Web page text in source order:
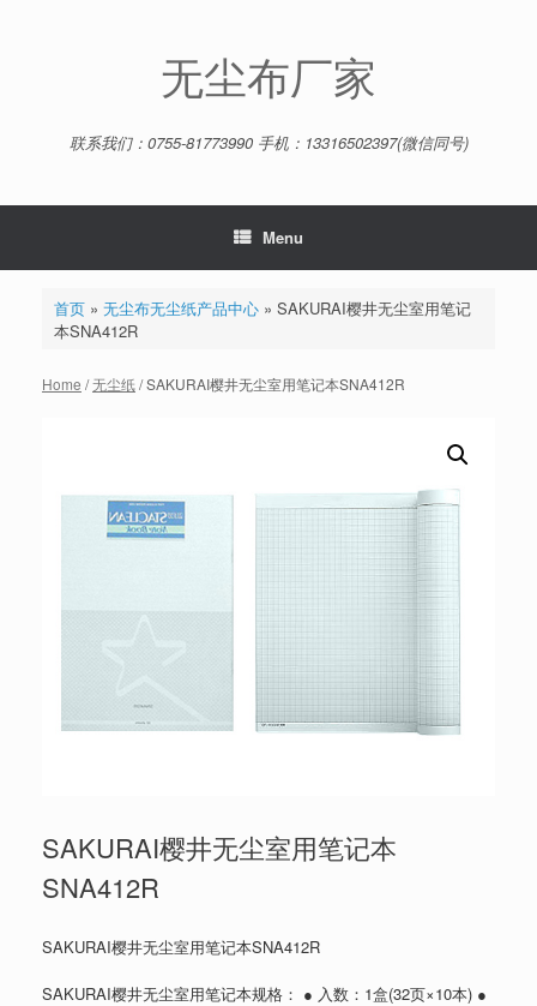
无尘布厂家
联系我们：0755-81773990 手机：13316502397(微信同号)
Menu
首页» 无尘布无尘纸产品中心» SAKURAI樱井无尘室用笔记
本SNA412R
Home /无尘纸/ SAKURAI樱井无尘室用笔记本SNA412R
SAKURAI樱井无尘室用笔记本
SNA412R
SAKURAI樱井无尘室用笔记本SNA412R
SAKURAI樱井无尘室用笔记本规格： ● 入数：1盒(32页×10本) ●